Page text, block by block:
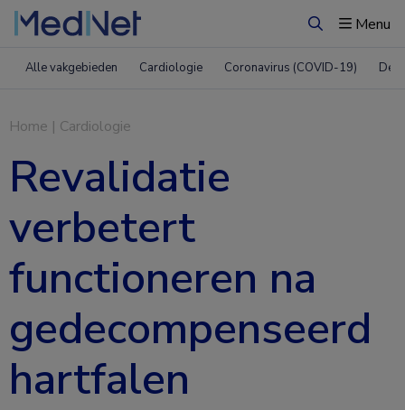
ZoekenMenu
Alle vakgebieden Cardiologie Coronavirus (COVID-19)
Home | Cardiologie
Revalidatie
verbetert
functioneren na
gedecompenseerd
hartfalen